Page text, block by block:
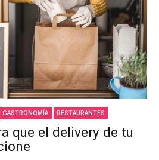
GASTRONOMÍA RESTAURANTES
que el delivery de tu